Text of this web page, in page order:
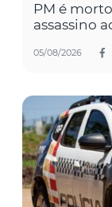
PM é
assassino
05/08/2026